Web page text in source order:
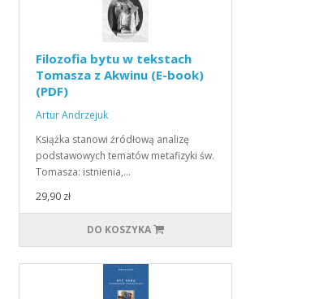
Filozofia bytu w tekstach
Tomasza z Akwinu (E-book)
(PDF)
Artur Andrzejuk
Książka stanowi źródłową analizę
podstawowych tematów metafizyki św.
Tomasza: istnienia,…
29,90 zł
DO KOSZYKA